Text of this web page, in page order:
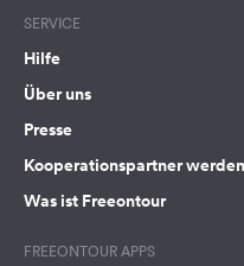
SERVICE
Hilfe
Über uns
Presse
Kooperationspartner werden
Was ist Freeontour
FREEONTOUR APPS